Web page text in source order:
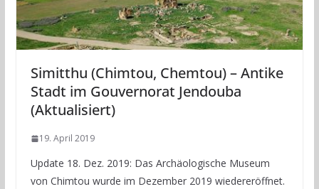
Simitthu (Chimtou, Chemtou) – Antike
Stadt im Gouvernorat Jendouba
(Aktualisiert)
19. April 2019
Update 18. Dez. 2019: Das Archäologische Museum
von Chimtou wurde im Dezember 2019 wiedereröffnet.